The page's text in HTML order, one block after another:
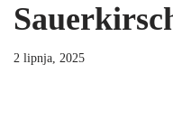
2 lipnja, 2025